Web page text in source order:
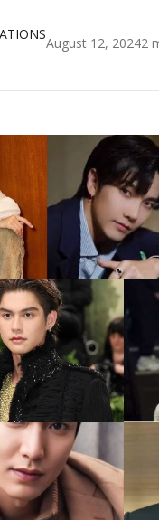
August 12, 20242